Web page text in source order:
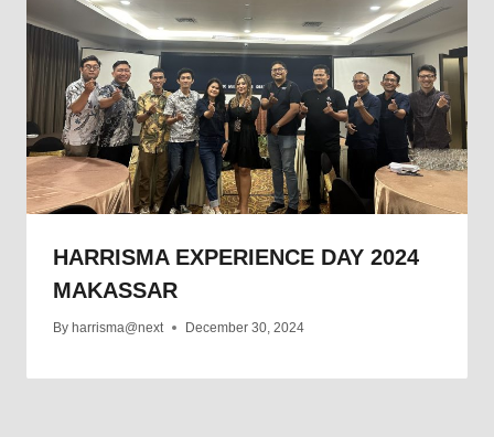
HARRISMA EXPERIENCE DAY 2024
MAKASSAR
By harrisma@next December 30, 2024